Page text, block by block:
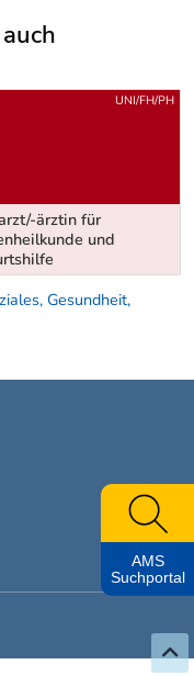
ärztin für
und
UNI/FH/PH
Gesundheit,
AMS
Suchportal